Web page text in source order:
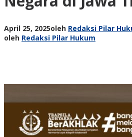
April 25, 2025oleh Redaksi Pilar
oleh Redaksi Pilar Hukum